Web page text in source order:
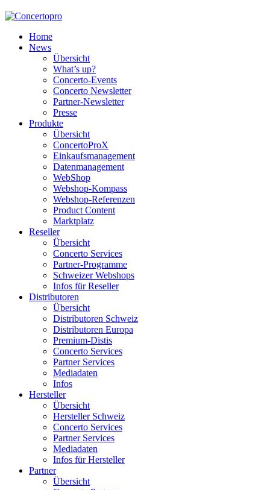
Home
News
Übersicht
What’s up?
Concerto-Events
Concerto Newsletter
Partner-Newsletter
Presse
Produkte
Übersicht
ConcertoProX
Einkaufsmanagement
Datenmanagement
WebShop
Webshop-Kompass
Webshop-Referenzen
Product Content
Marktplatz
Reseller
Übersicht
Concerto Services
Partner-Programme
Schweizer Webshops
Infos für Reseller
Distributoren
Übersicht
Distributoren Schweiz
Distributoren Europa
Premium-Distis
Concerto Services
Partner Services
Mediadaten
Infos
Hersteller
Übersicht
Hersteller Schweiz
Concerto Services
Partner Services
Mediadaten
Infos für Hersteller
Partner
Übersicht